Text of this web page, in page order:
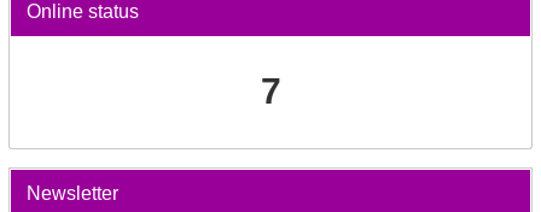
Online status
7
Newsletter